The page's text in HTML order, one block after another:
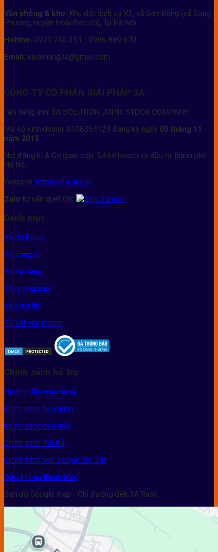
Văn phòng & kho: Khu đất dịch vụ X2, xã Sơn Đồng (xã Song
Phương, huyện Hoài Đức cũ), Tp Hà Nội
Hotline: 0973 740 313 - 0986 889 570
Email: kedehang3a@gmail.com
CÔNG TY CỔ PHẦN GIẢI PHÁP 3A
Tên tiếng anh: 3A SOLUTION JOINT STOCK COMPANY
Mã số kinh doanh: 0106354129 đăng ký ngày 05 tháng 11
năm 2013
Nơi đăng kí & Cơ quan cấp: Sở kế hoạch và đầu tư thành phố
Hà Nội
Website: https://3arack.vn
Zalo tư vấn quét QR:
Danh mục
Kệ để Pallet
Kệ trung tải
Kệ đa năng
Kệ quảng cáo
Kệ siêu thị
Tủ sắt văn phòng
Chính sách hỗ trợ
Hướng dẫn mua hàng
Chính sách bảo hành
Chính sách bảo mật
Chính sách đổi trả
Chính sách vận chuyển lắp đặt
Điều khoản thanh toán
Bản đồ Google map - Chỉ đường đến 3A Rack